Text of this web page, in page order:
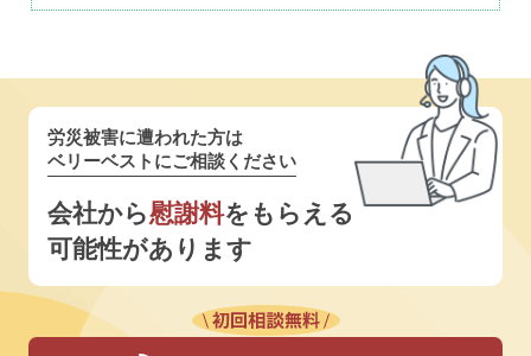
労災被害に遭われた方は
ベリーベストにご相談ください
会社から慰謝料をもらえる
可能性があります